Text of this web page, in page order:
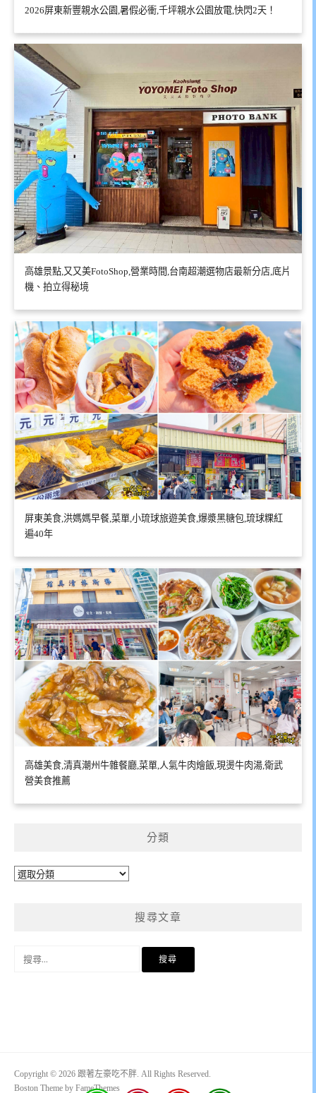
2026屏東新豐親水公園,暑假必衝,千坪親水公園放電,快閃2天！
高雄景點,又又美FotoShop,營業時間,台南超潮選物店最新分店,底片
機、拍立得秘境
屏東美食,洪媽媽早餐,菜單,小琉球旅遊美食,爆漿黑糖包,琉球粿紅
遍40年
高雄美食,清真潮州牛雜餐廳,菜單,人氣牛肉燴飯,現燙牛肉湯,衛武
營美食推薦
分類
分
搜尋文章
Copyright © 2026 跟著左豪吃不胖. All Rights Reserved.
Boston Theme by FameThemes